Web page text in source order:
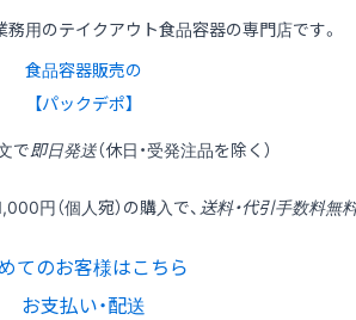
務用のテイクアウト食品容器の専門店です。
食品容器販売の
【パックデポ】
で即日発送（休日・受発注品を除く）
円（個人宛）の購入で、 送料・代引手数料無
てのお客様はこちら
お支払い・配送